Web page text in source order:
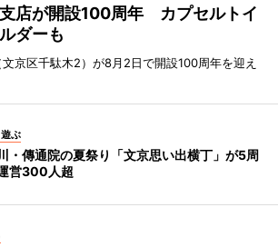
店が開設100周年 カプセルトイ
ダーも
京区千駄木2）が8月2日で開設100周年を迎え
ぶ
・傳通院の夏祭り「文京思い出横丁」が5周
営300人超